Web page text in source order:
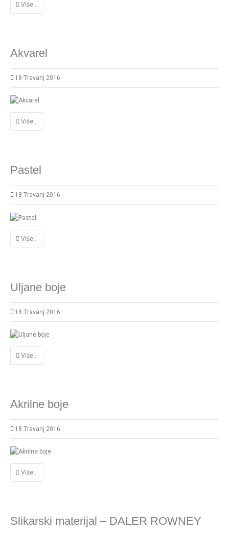
Više...
Akvarel
18 Travanj 2016
Više...
Pastel
18 Travanj 2016
Više...
Uljane boje
18 Travanj 2016
Više...
Akrilne boje
18 Travanj 2016
Više...
Slikarski materijal – DALER ROWNEY